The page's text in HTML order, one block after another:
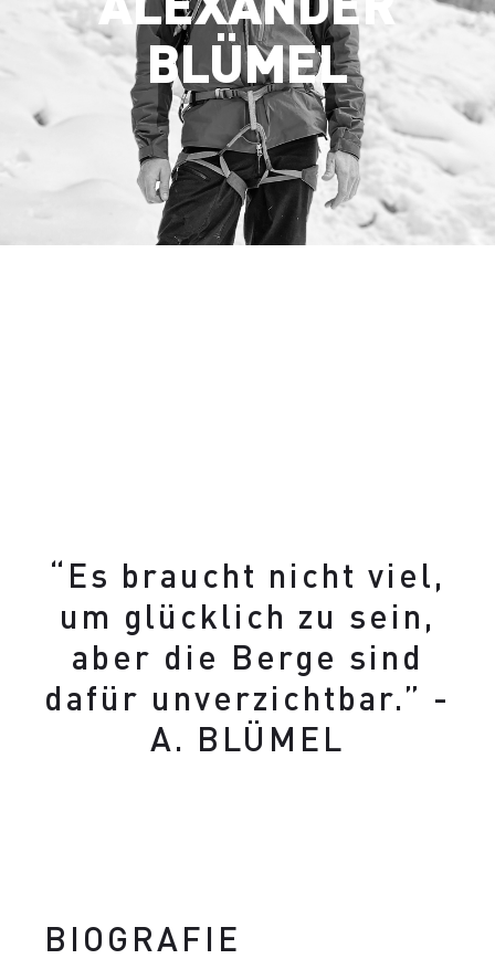
BLÜMEL
“Es braucht nicht viel,
um glücklich zu sein,
aber die Berge sind
dafür unverzichtbar.” -
A. BLÜMEL
BIOGRAFIE